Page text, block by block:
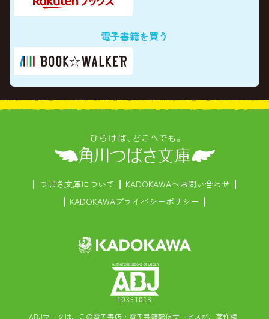
電子書籍を買う
つばさ文庫について
KADOKAWAへお問い合わせ
KADOKAWAプライバシーポリシー
ABJマークは、この電子書店・電子書籍配信サービスが、著作権